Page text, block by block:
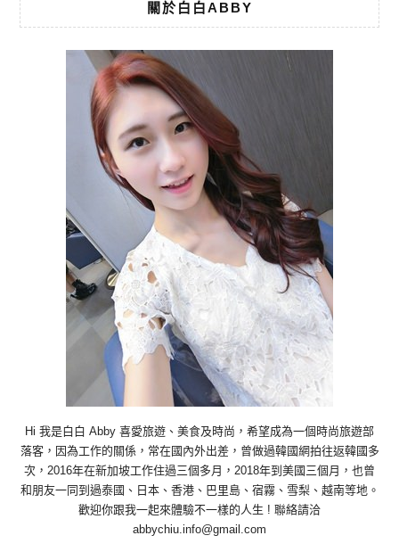
關於白白ABBY
Hi 我是白白 Abby 喜愛旅遊、美食及時尚，希望成為一個時尚旅遊部
落客，因為工作的關係，常在國內外出差，曾做過韓國網拍往返韓國多
次，2016年在新加坡工作住過三個多月，2018年到美國三個月，也曾
和朋友一同到過泰國、日本、香港、巴里島、宿霧、雪梨、越南等地。
歡迎你跟我一起來體驗不一樣的人生 ! 聯絡請洽
abbychiu.info@gmail.com